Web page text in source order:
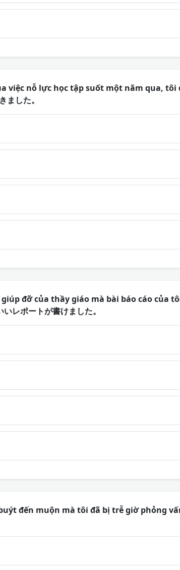
việc nỗ lực học tập suốt một năm qua, tôi
ました。
đỡ của thầy giáo mà bài báo cáo của
レポートが書けました。
đến muộn mà tôi đã bị trễ giờ phỏng